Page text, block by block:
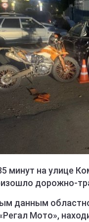
минут на улице
дорожно-
данным
Мото»,